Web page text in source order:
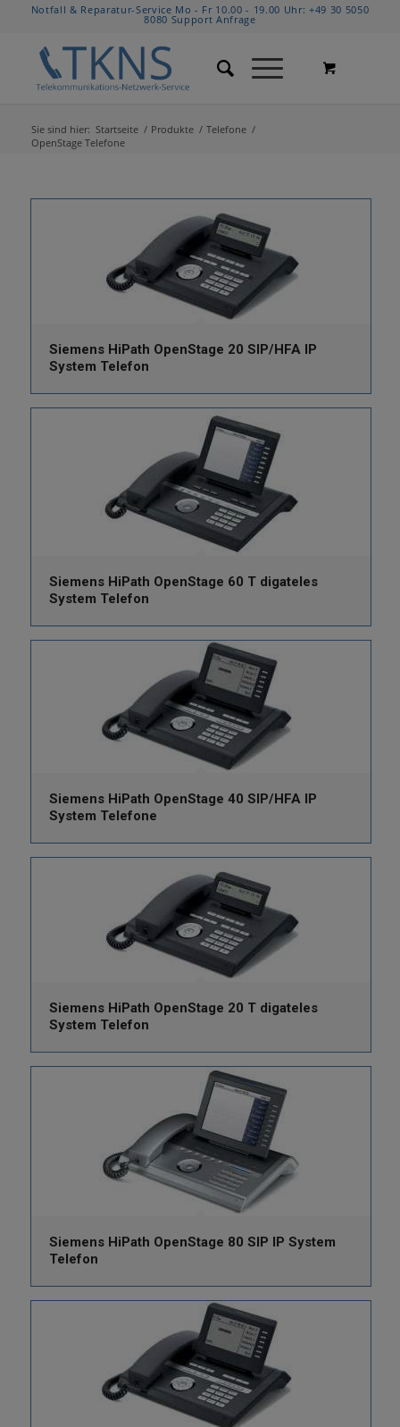
Notfall & Reparatur-Service Mo - Fr 10.00 - 19.00 Uhr:+49 30 5050
8080 Support Anfrage
Sie sind hier: Startseite / Produkte / Telefone /
OpenStage Telefone
Siemens HiPath OpenStage 20 SIP/HFA IP
System Telefon
Siemens HiPath OpenStage 60 T digateles
System Telefon
Siemens HiPath OpenStage 40 SIP/HFA IP
System Telefone
Siemens HiPath OpenStage 20 T digateles
System Telefon
Siemens HiPath OpenStage 80 SIP IP System
Telefon